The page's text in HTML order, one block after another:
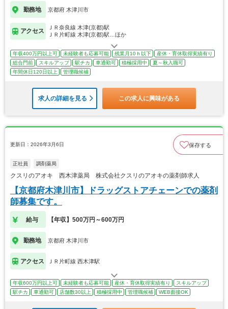
勤務地 京都府 木津川市
アクセス
ＪＲ奈良線 木津(京都)駅
ＪＲ片町線 木津(京都)駅…ほか
年収400万円以上可 未経験者も応募可能 残業月10ｈ以下
産休・育休取得実績有り
総合門前
スキルアップ 駅チカ 車通勤可 積極採用中
夏～秋入職可
年間休日120日以上
管理職候補
求人の詳細を見る この求人に興味がある
更新日：2026年3月6日 保存する
正社員 調剤薬局
クスリのアオキ 西木津薬局 株式会社クスリのアオキの薬剤師求人
【京都府木津川市】ドラッグストアチェーンでの薬剤
師募集です。
給与 【年収】500万円～600万円
勤務地 京都府 木津川市
アクセス ＪＲ片町線 西木津駅
年収600万円以上可 未経験者も応募可能 産休・育休取得実績有り
スキルアップ
駅チカ
車通勤可 店舗数30以上 積極採用中 管理職候補 WEB面接OK